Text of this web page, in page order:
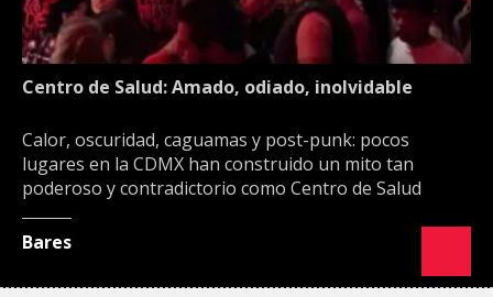
Centro de Salud: Amado, odiado, inolvidable
Calor, oscuridad, caguamas y post-punk: pocos
lugares en la CDMX han construido un mito tan
poderoso y contradictorio como Centro de Salud
Bares